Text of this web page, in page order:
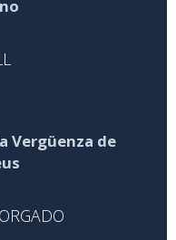
Vergüenza de